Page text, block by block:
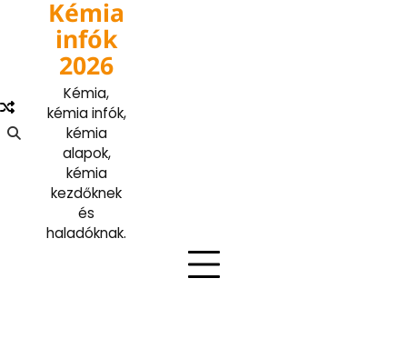
Kémia
infók
2026
Kémia,
kémia infók,
kémia
alapok,
kémia
kezdőknek
és
haladóknak.